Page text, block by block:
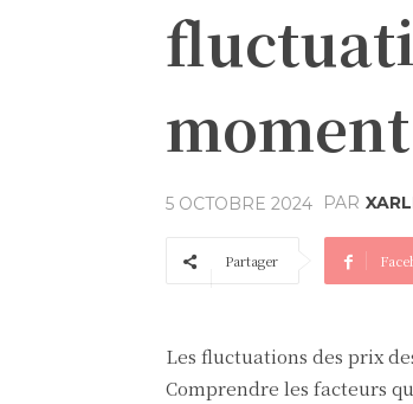
moment
5 OCTOBRE 2024 PAR
Partager
Les fluctuations des prix
Comprendre les facteurs